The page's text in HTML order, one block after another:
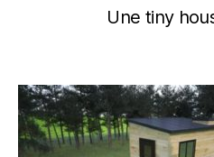
Une tiny